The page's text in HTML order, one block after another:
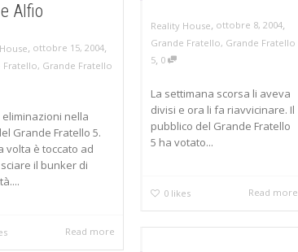
Alfio
, ottobre 15, 2004,
Fratello, Grande Fratello
nella
Grande Fratello 5.
volta è toccato ad
il bunker di
Read more
Reality House, ottobre 8, 2004,
Grande Fratello, Grande Fratello
5 0
La settimana scorsa li aveva
divisi e ora li fa riavvicinare. Il
pubblico del Grande Fratello
5 ha votato...
0 likes Read more